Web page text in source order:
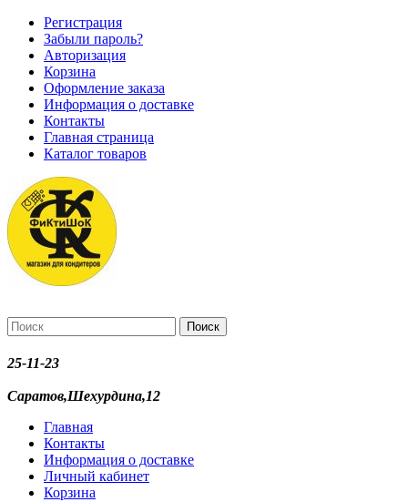
Регистрация
Забыли пароль?
Авторизация
Корзина
Оформление заказа
Информация о доставке
Контакты
Главная страница
Каталог товаров
Поиск
25-11-23
Саратов,Шехурдина,12
Главная
Контакты
Информация о доставке
Личный кабинет
Корзина